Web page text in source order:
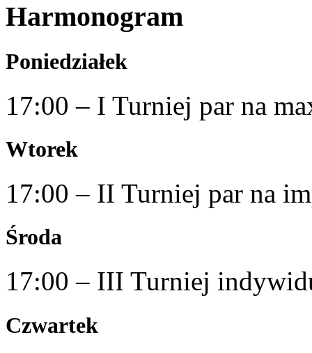
Harmonogram
Poniedziałek
17:00 – I Turniej par na
Wtorek
17:00 – II Turniej par na
Środa
17:00 – III Turniej
Czwartek